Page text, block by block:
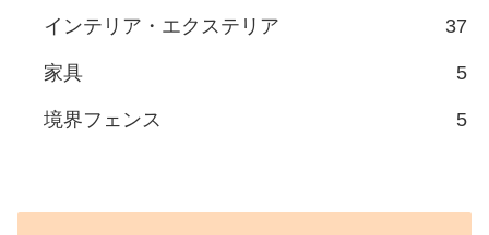
インテリア・エクステリア 37
家具 5
境界フェンス 5